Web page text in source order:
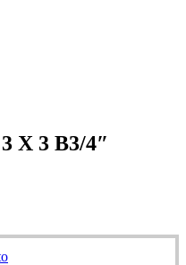
X 3 B3/4″